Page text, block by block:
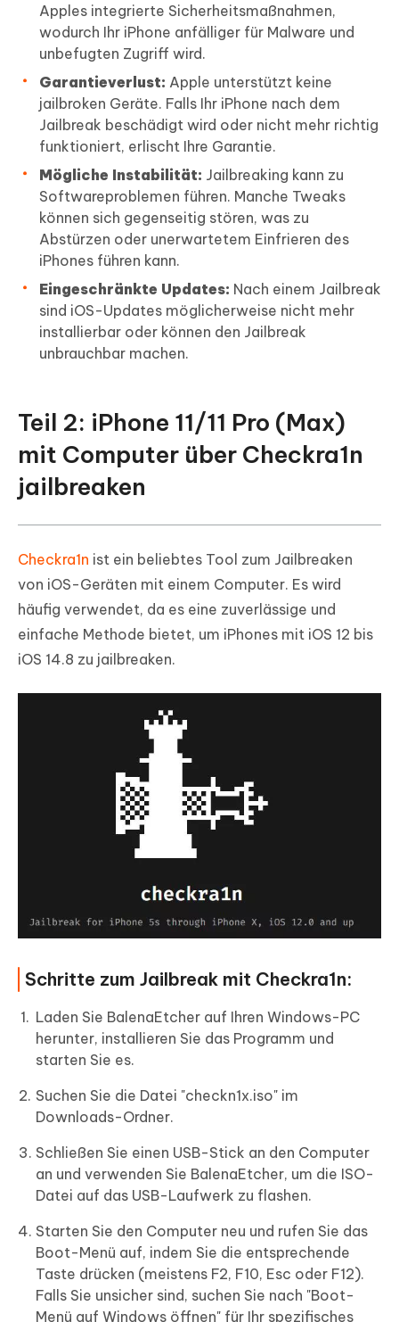
Apples integrierte Sicherheitsmaßnahmen,
wodurch Ihr iPhone anfälliger für Malware und
unbefugten Zugriff wird.
Garantieverlust: Apple unterstützt keine
jailbroken Geräte. Falls Ihr iPhone nach dem
Jailbreak beschädigt wird oder nicht mehr richtig
funktioniert, erlischt Ihre Garantie.
Mögliche Instabilität: Jailbreaking kann zu
Softwareproblemen führen. Manche Tweaks
können sich gegenseitig stören, was zu
Abstürzen oder unerwartetem Einfrieren des
iPhones führen kann.
Eingeschränkte Updates: Nach einem Jailbreak
sind iOS-Updates möglicherweise nicht mehr
installierbar oder können den Jailbreak
unbrauchbar machen.
Teil 2: iPhone 11/11 Pro (Max)
mit Computer über Checkra1n
jailbreaken
Checkra1n ist ein beliebtes Tool zum Jailbreaken
von iOS-Geräten mit einem Computer. Es wird
häufig verwendet, da es eine zuverlässige und
einfache Methode bietet, um iPhones mit iOS 12 bis
iOS 14.8 zu jailbreaken.
Schritte zum Jailbreak mit Checkra1n:
Laden Sie BalenaEtcher auf Ihren Windows-PC
herunter, installieren Sie das Programm und
starten Sie es.
Suchen Sie die Datei "checkn1x.iso" im
Downloads-Ordner.
Schließen Sie einen USB-Stick an den Computer
an und verwenden Sie BalenaEtcher, um die ISO-
Datei auf das USB-Laufwerk zu flashen.
Starten Sie den Computer neu und rufen Sie das
Boot-Menü auf, indem Sie die entsprechende
Taste drücken (meistens F2, F10, Esc oder F12).
Falls Sie unsicher sind, suchen Sie nach "Boot-
Menü auf Windows öffnen" für Ihr spezifisches